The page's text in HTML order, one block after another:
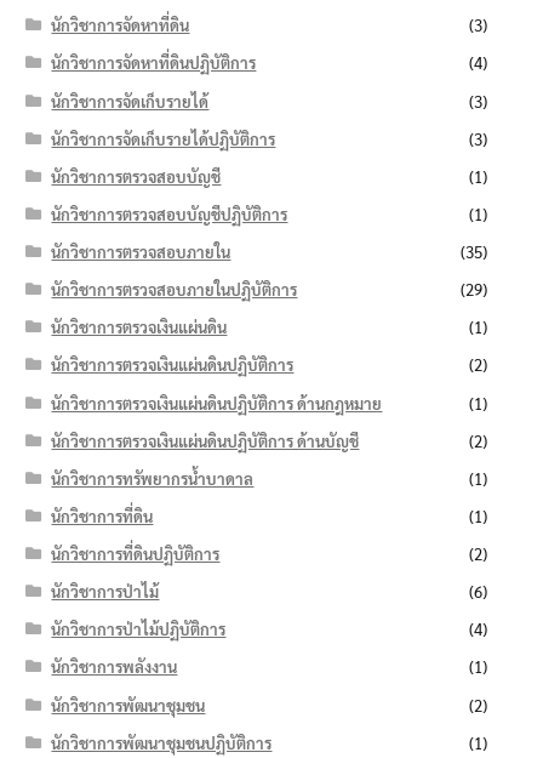
นักวิชาการจัดหาที่ดิน
(3)
นักวิชาการจัดหาที่ดินปฏิบัติการ
(4)
นักวิชาการจัดเก็บรายได้
(3)
นักวิชาการจัดเก็บรายได้ปฏิบัติการ
(3)
นักวิชาการตรวจสอบบัญชี
(1)
นักวิชาการตรวจสอบบัญชีปฏิบัติการ
(1)
นักวิชาการตรวจสอบภายใน
(35)
นักวิชาการตรวจสอบภายในปฏิบัติการ
(29)
นักวิชาการตรวจเงินแผ่นดิน
(1)
นักวิชาการตรวจเงินแผ่นดินปฏิบัติการ
(2)
นักวิชาการตรวจเงินแผ่นดินปฏิบัติการ ด้านกฎหมาย
(1)
นักวิชาการตรวจเงินแผ่นดินปฏิบัติการ ด้านบัญชี
(2)
นักวิชาการทรัพยากรน้ำบาดาล
(1)
นักวิชาการที่ดิน
(1)
นักวิชาการที่ดินปฏิบัติการ
(2)
นักวิชาการป่าไม้
(6)
นักวิชาการป่าไม้ปฏิบัติการ
(4)
นักวิชาการพลังงาน
(1)
นักวิชาการพัฒนาชุมชน
(2)
นักวิชาการพัฒนาชุมชนปฏิบัติการ
(1)